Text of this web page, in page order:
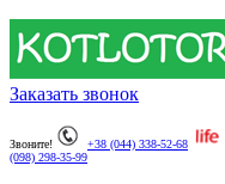
Заказать звонок
Звоните! +38 (044) 338-52-68
(098) 298-35-99